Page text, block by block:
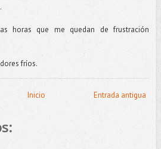
horas que me quedan de frustración
fríos.
Entrada antigua
Inicio